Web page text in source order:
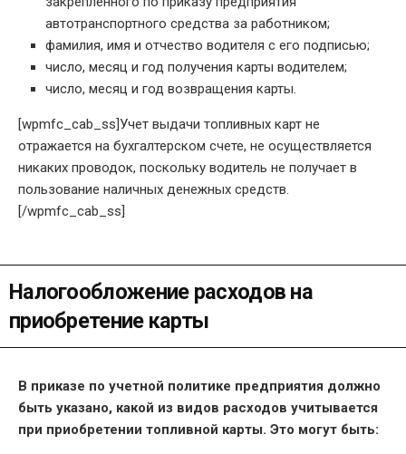
автотранспортного средства за работником;
фамилия, имя и отчество водителя с его подписью;
число, месяц и год получения карты водителем;
число, месяц и год возвращения карты.
[wpmfc_cab_ss]Учет выдачи топливных карт не
отражается на бухгалтерском счете, не осуществляется
никаких проводок, поскольку водитель не получает в
пользование наличных денежных средств.
[/wpmfc_cab_ss]
Налогообложение расходов на
приобретение карты
В приказе по учетной политике предприятия должно
быть указано, какой из видов расходов учитывается
при приобретении топливной карты. Это могут быть: